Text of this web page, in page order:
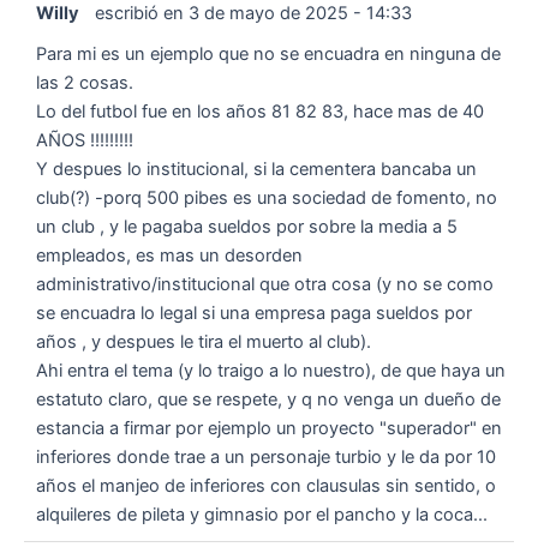
Willy escribió en 3 de mayo de 2025 - 14:33
Para mi es un ejemplo que no se encuadra en ninguna de
las 2 cosas.
Lo del futbol fue en los años 81 82 83, hace mas de 40
AÑOS !!!!!!!!!
Y despues lo institucional, si la cementera bancaba un
club(?) -porq 500 pibes es una sociedad de fomento, no
un club , y le pagaba sueldos por sobre la media a 5
empleados, es mas un desorden
administrativo/institucional que otra cosa (y no se como
se encuadra lo legal si una empresa paga sueldos por
años , y despues le tira el muerto al club).
Ahi entra el tema (y lo traigo a lo nuestro), de que haya un
estatuto claro, que se respete, y q no venga un dueño de
estancia a firmar por ejemplo un proyecto "superador" en
inferiores donde trae a un personaje turbio y le da por 10
años el manjeo de inferiores con clausulas sin sentido, o
alquileres de pileta y gimnasio por el pancho y la coca...